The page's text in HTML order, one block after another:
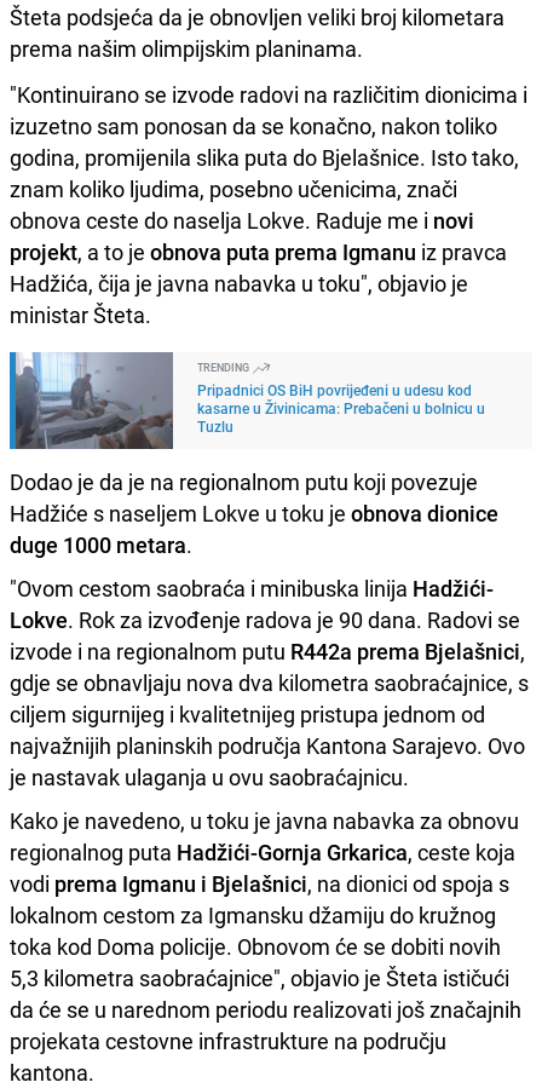
Šteta podsjeća da je obnovljen veliki broj kilometara
prema našim olimpijskim planinama.
"Kontinuirano se izvode radovi na različitim dionicima i
izuzetno sam ponosan da se konačno, nakon toliko
godina, promijenila slika puta do Bjelašnice. Isto tako,
znam koliko ljudima, posebno učenicima, znači
obnova ceste do naselja Lokve. Raduje me i novi
projekt, a to je obnova puta prema Igmanu iz pravca
Hadžića, čija je javna nabavka u toku", objavio je
ministar Šteta.
TRENDING
Pripadnici OS BiH povrijeđeni u udesu kod
kasarne u Živinicama: Prebačeni u bolnicu u
Tuzlu
Dodao je da je na regionalnom putu koji povezuje
Hadžiće s naseljem Lokve u toku je obnova dionice
duge 1000 metara.
"Ovom cestom saobraća i minibuska linija Hadžići-
Lokve. Rok za izvođenje radova je 90 dana. Radovi se
izvode i na regionalnom putu R442a prema Bjelašnici,
gdje se obnavljaju nova dva kilometra saobraćajnice, s
ciljem sigurnijeg i kvalitetnijeg pristupa jednom od
najvažnijih planinskih područja Kantona Sarajevo. Ovo
je nastavak ulaganja u ovu saobraćajnicu.
Kako je navedeno, u toku je javna nabavka za obnovu
regionalnog puta Hadžići-Gornja Grkarica, ceste koja
vodi prema Igmanu i Bjelašnici, na dionici od spoja s
lokalnom cestom za Igmansku džamiju do kružnog
toka kod Doma policije. Obnovom će se dobiti novih
5,3 kilometra saobraćajnice", objavio je Šteta ističući
da će se u narednom periodu realizovati još značajnih
projekata cestovne infrastrukture na području
kantona.